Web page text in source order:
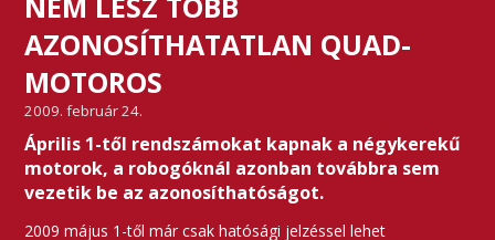
AZONOSÍTHATATLAN QUAD-
MOTOROS
2009. február 24.
Április 1-től rendszámokat kapnak a négykerekű
motorok, a robogóknál azonban továbbra sem
vezetik be az azonosíthatóságot.
2009 május 1-től már csak hatósági jelzéssel lehet